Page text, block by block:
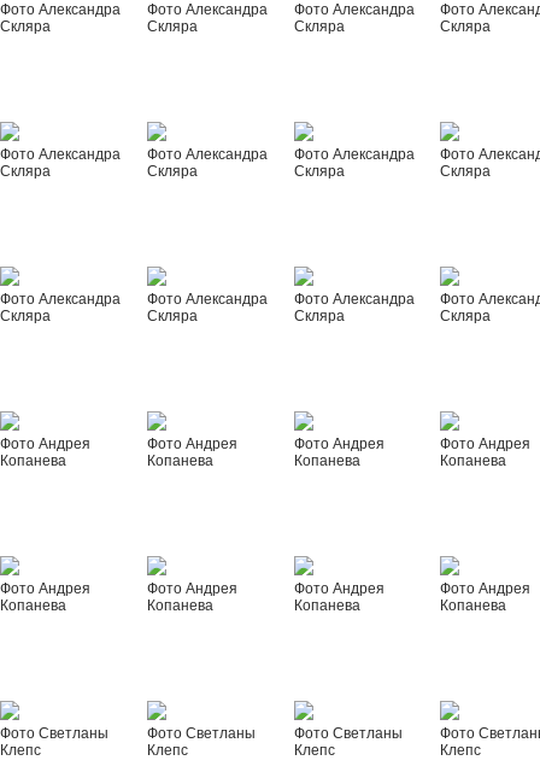
Фото Александра
Скляра
Фото Александра
Скляра
Фото Александра
Скляра
Фото
Скляра
Фото Александра
Скляра
Фото Александра
Скляра
Фото Александра
Скляра
Фото
Скляра
Фото Александра
Скляра
Фото Александра
Скляра
Фото Александра
Скляра
Фото
Скляра
Фото Андрея
Копанева
Фото Андрея
Копанева
Фото Андрея
Копанева
Фото Андрея
Копанева
Фото Андрея
Копанева
Фото Андрея
Копанева
Фото Андрея
Копанева
Фото Андрея
Копанева
Фото Светланы
Клепс
Фото Светланы
Клепс
Фото Светланы
Клепс
Фото
Клепс